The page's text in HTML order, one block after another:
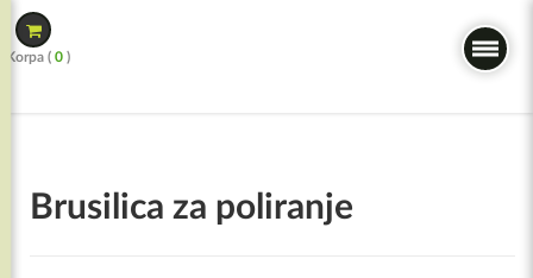
Skip
to
content
Korpa ( 0 )
Brusilica za poliranje